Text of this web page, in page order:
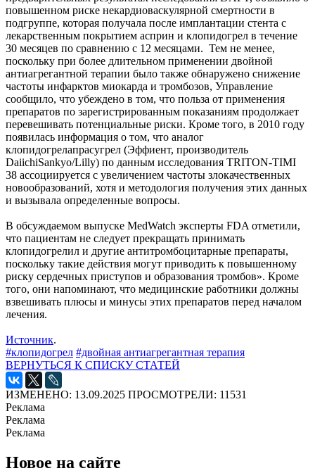
повышенном риске некардиоваскулярной смертности в
подгруппе, которая получала после имплантации стента с
лекарственным покрытием асприн и клопидогрел в течение
30 месяцев по сравнению с 12 месяцами. Тем не менее,
поскольку при более длительном применении двойной
антиагрегантной терапии было также обнаружено снижение
частоты инфарктов миокарда и тромбозов, Управление
сообщило, что убеждено в том, что польза от применения
препаратов по зарегистрированным показаниям продолжает
перевешивать потенциальные риски. Кроме того, в 2010 году
появилась информация о том, что аналог
клопидогрелапрасугрел (Эффиент, производитель
DaiichiSankyo/Lilly) по данным исследования TRITON-TIMI
38 ассоциируется с увеличением частоты злокачественных
новообразований, хотя и методология получения этих данных
и вызывала определенные вопросы.
В обсуждаемом выпуске MedWatch эксперты FDA отметили,
что пациентам не следует прекращать принимать
клопидогрелил и другие антитромбоцитарные препараты,
поскольку такие действия могут приводить к повышенному
риску сердечных приступов и образования тромбов». Кроме
того, они напоминают, что медицинские работники должны
взвешивать плюсы и минусы этих препаратов перед началом
лечения.
Источник.
#клопидогрел #двойная антиагрегантная терапия
ВЕРНУТЬСЯ К СПИСКУ СТАТЕЙ
ИЗМЕНЕНО: 13.09.2025 ПРОСМОТРЕЛИ: 11531
Реклама
Реклама
Реклама
Новое на сайте